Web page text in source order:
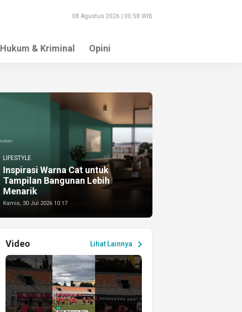
08 Agustus 2026 | 00:58 WIB
Hukum & Kriminal Opini
LIFESTYLE
Inspirasi Warna Cat untuk
Tampilan Bangunan Lebih
Menarik
Kamis, 30 Jul 2026 10:17
Lihat Lainnya chevron_right
Video